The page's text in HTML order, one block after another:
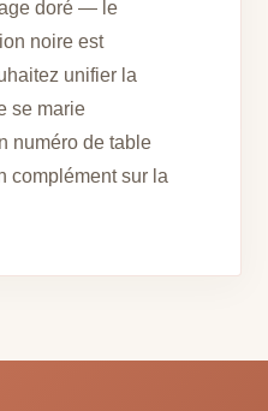
doré — le
noire est
unifier la
se marie
numéro de table
complément sur la